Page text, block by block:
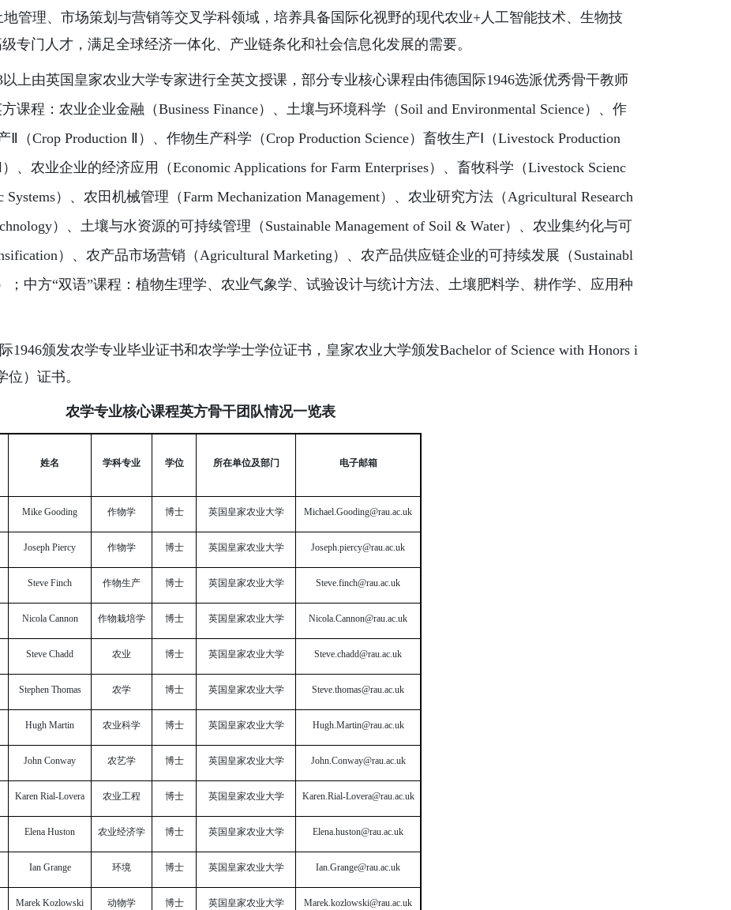
管理、市场策划与营销等交叉学科领域，培养具备国际化视野的现代农业+人工智能技术、生物技
专门人才，满足全球经济一体化、产业链条化和社会信息化发展的需要。
以上由英国皇家农业大学专家进行全英文授课，部分专业核心课程由伟德国际1946选派优秀骨干教师
课程：农业企业金融（Business Finance）、土壤与环境科学（Soil and Environmental Science）、作
Ⅱ（Crop Production Ⅱ）、作物生产科学（Crop Production Science）畜牧生产Ⅰ（Livestock Production
）、农业企业的经济应用（Economic Applications for Farm Enterprises）、畜牧科学（Livestock Scienc
）、农田机械管理（Farm Mechanization Management）、农业研究方法（Agricultural Research
）、土壤与水资源的可持续管理（Sustainable Management of Soil & Water）、农业集约化与可
）、农产品市场营销（Agricultural Marketing）、农产品供应链企业的可持续发展（Sustainabl
）；中方“双语”课程：植物生理学、农业气象学、试验设计与统计方法、土壤肥料学、耕作学、应用种
1946颁发农学专业毕业证书和农学学士学位证书，皇家农业大学颁发Bachelor of Science with Honors i
）证书。
农学专业核心课程英方骨干团队情况一览表
姓名 学科专业 学位 所在单位及部门 电子邮箱
Mike Gooding 作物学 博士 英国皇家农业大学 Michael.Gooding@rau.ac.uk
Joseph Piercy 作物学 博士 英国皇家农业大学 Joseph.piercy@rau.ac.uk
Steve Finch 作物生产 博士 英国皇家农业大学 Steve.finch@rau.ac.uk
Nicola Cannon 作物栽培学 博士 英国皇家农业大学 Nicola.Cannon@rau.ac.uk
Steve Chadd 农业 博士 英国皇家农业大学 Steve.chadd@rau.ac.uk
Stephen Thomas 农学 博士 英国皇家农业大学 Steve.thomas@rau.ac.uk
Hugh Martin 农业科学 博士 英国皇家农业大学 Hugh.Martin@rau.ac.uk
John Conway 农艺学 博士 英国皇家农业大学 John.Conway@rau.ac.uk
Karen Rial-Lovera 农业工程 博士 英国皇家农业大学 Karen.Rial-Lovera@rau.ac.uk
Elena Huston 农业经济学 博士 英国皇家农业大学 Elena.huston@rau.ac.uk
Ian Grange 环境 博士 英国皇家农业大学 Ian.Grange@rau.ac.uk
Marek Kozlowski 动物学 博士 英国皇家农业大学 Marek.kozlowski@rau.ac.uk